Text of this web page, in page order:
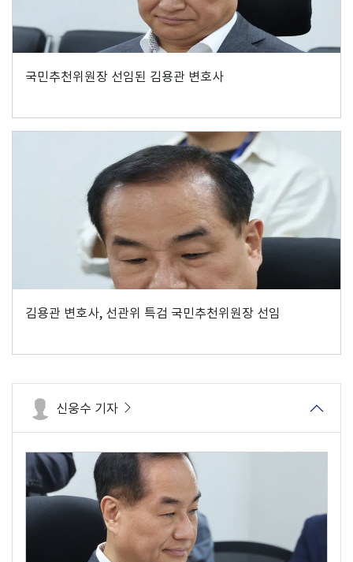
국민추천위원장 선임된 김용관 변호사
김용관 변호사, 선관위 특검 국민추천위원장 선임
신웅수 기자